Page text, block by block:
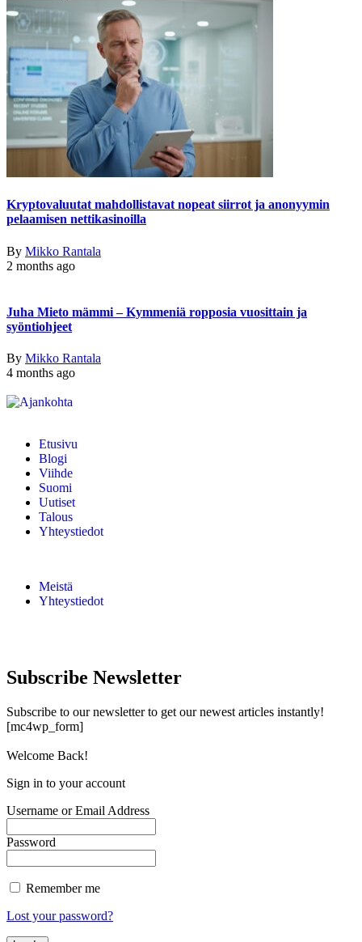
Kryptovaluutat mahdollistavat nopeat siirrot ja anonyymin
pelaamisen nettikasinoilla
By Mikko Rantala
2 months ago
Juha Mieto mämmi – Kymmeniä ropposia vuosittain ja
syöntiohjeet
By Mikko Rantala
4 months ago
Etusivu
Blogi
Viihde
Suomi
Uutiset
Talous
Yhteystiedot
Meistä
Yhteystiedot
Subscribe Newsletter
Subscribe to our newsletter to get our newest articles instantly!
[mc4wp_form]
Welcome Back!
Sign in to your account
Username or Email Address
Password
Remember me
Lost your password?